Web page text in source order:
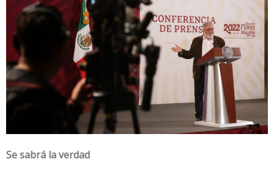
Se sabrá la verdad